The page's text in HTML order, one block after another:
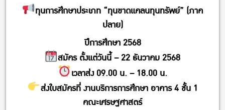
ทุนการศึกษาประเภท “ทุนขาดแคลนทุนทรัพย์” (ภาค
ปลาย)
ปีการศึกษา 2568
สมัคร ตั้งแต่วันนี้ – 22 ธันวาคม 2568
เวลาส่ง 09.00 น. – 18.00 น.
ส่งใบสมัครที่ งานบริการการศึกษา อาคาร 4 ชั้น 1
คณะเศรษฐศาสตร์